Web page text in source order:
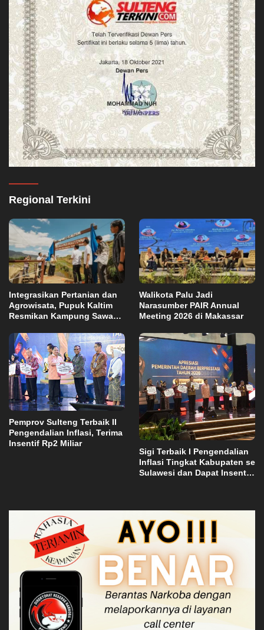
Regional Terkini
Integrasikan Pertanian dan
Agrowisata, Pupuk Kaltim
Resmikan Kampung Sawah
Walikota Palu Jadi
Narasumber PAIR Annual
Meeting 2026 di Makassar
Pemprov Sulteng Terbaik II
Pengendalian Inflasi, Terima
Insentif Rp2 Miliar
Sigi Terbaik I Pengendalian
Inflasi Tingkat Kabupaten se
Sulawesi dan Dapat Insentif